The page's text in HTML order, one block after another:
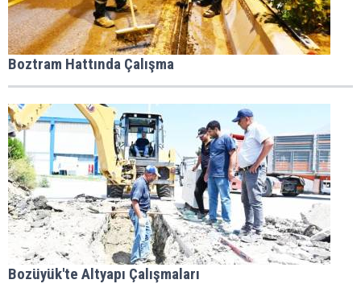
Boztram Hattında Çalışma
Bozüyük'te Altyapı Çalışmaları